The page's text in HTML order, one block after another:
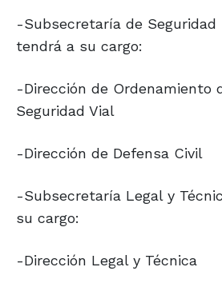
-Subsecretaría de Seguridad
tendrá a su cargo:
-Dirección de Ordenamiento
Seguridad Vial
-Dirección de Defensa Civil
-Subsecretaría Legal y
su cargo:
-Dirección Legal y Técnica